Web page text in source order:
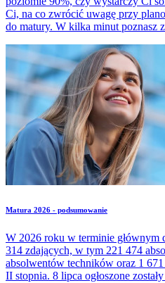
Ci, na co zwrócić uwagę przy
do matury. W kilka minut poznasz
realizujący założenia opisane w
unikniesz najczęstszych błędów w
Matura 2026 - podsumowanie
W 2026 roku w terminie głównym
314 zdających, w tym 221 474
absolwentów techników oraz 1
II stopnia. 8 lipca ogłoszone